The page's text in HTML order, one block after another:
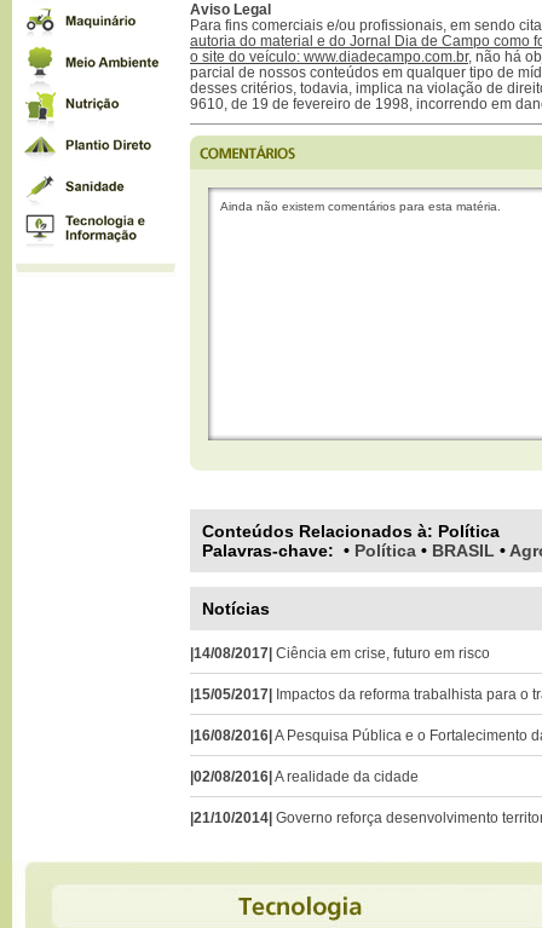
Aviso Legal
Para fins comerciais e/ou profissionais, em sendo
autoria do material e do Jornal Dia de Campo como
o site do veículo: www.diadecampo.com.br, não há
parcial de nossos conteúdos em qualquer tipo de
desses critérios, todavia, implica na violação de
9610, de 19 de fevereiro de 1998, incorrendo em
Ainda não existem comentários para esta matéria.
Conteúdos Relacionados à: Política
Palavras-chave: • Política • BRASIL •
Notícias
|14/08/2017| Ciência em crise, futuro em risco
|15/05/2017| Impactos da reforma trabalhista para o
|16/08/2016|A Pesquisa Pública e o Fortalecimento
|02/08/2016|A realidade da cidade
|21/10/2014| Governo reforça desenvolvimento